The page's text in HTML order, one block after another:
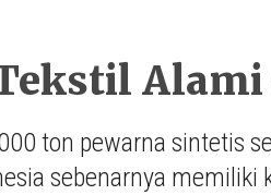
ton pewarna sintetis
sebenarnya memiliki